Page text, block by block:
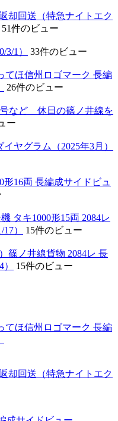
却回送（特急ナイトエク
51件のビュー
1） 33件のビュー
てほ信州ロゴマーク 長編
26件のビュー
など 休日の篠ノ井線を
ー
ヤグラム（2025年3月）
形16両 長編成サイドビュ
タキ1000形15両 2084レ
）
15件のビュー
篠ノ井線貨物 2084レ 長
15件のビュー
てほ信州ロゴマーク 長編
却回送（特急ナイトエク